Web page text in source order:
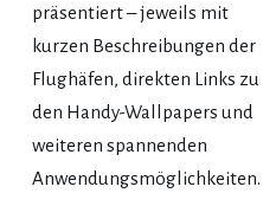
präsentiert – jeweils mit
kurzen Beschreibungen der
Flughäfen, direkten Links zu
den Handy-Wallpapers und
weiteren spannenden
Anwendungsmöglichkeiten.